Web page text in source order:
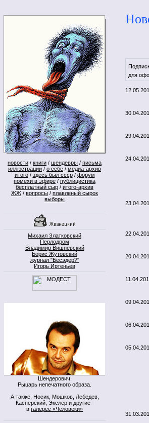
новости / книги / шендевры / письма
иллюстрации / о себе / медиа-архив
итого/ здесь был ссср/ форум
помехи в эфире / публицистика
бесплатный сыр / итого-архив
ЖЖ / вопросы / плавленый сырок
выборы
Михаил Златковский
Перлодром
Владимир Вишневский
Борис Жутовский
журнал "Бесэдер?"
Игорь Иртеньев
Шендерович.
Рыцарь непечатного образа.
А также: Носик, Мошков, Лебедев,
Касперский, Экслер и другие -
в галерее «Человеки»
для